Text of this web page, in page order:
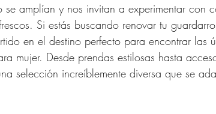
40 años y mas
para Señoras
amplían y nos invitan a experimentar con
Si estás buscando renovar tu
en el destino perfecto para encontrar las
mujer. Desde prendas estilosas hasta
selección increíblemente diversa que se